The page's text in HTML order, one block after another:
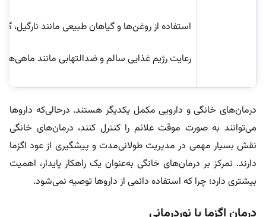
استفاده از روغن‌ها و گیاهان طبیعی مانند نارگیل، گل
رعایت رژیم غذایی سالم و ضدالتهابی مانند
درمان‌های خانگی و دارویی مکمل یکدیگر هستند. درحالی‌که داروها
می‌توانند به صورت موقت علائم را کنترل کنند، درمان‌های خانگی
نقش بسیار مهمی در مدیریت طولانی‌مدت و پیشگیری از عود اگزما
دارند. تمرکز بر درمان‌های خانگی به‌عنوان یک راهکار پایدار، اهمیت
بیشتری دارد؛ چرا که استفاده دائمی از داروها توصیه نمی‌شود.